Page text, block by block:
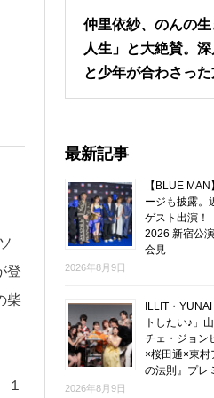
登
柴
仲里依紗、のんの
人生」と大絶賛。
と少年が合わさっ
最新記事
【BLUE
ージも披露。
ゲスト出演！
2026 新宿公
会見
2026年8月9日
ILLIT・
トしたい♪」
チェ・ジョン
×桜田通×東村
の法則』プレ
2026年8月9日